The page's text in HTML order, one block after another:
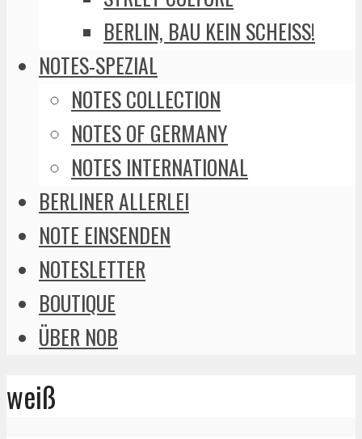
BERLIN, BAU KEIN SCHEISS!
NOTES-SPEZIAL
NOTES COLLECTION
NOTES OF GERMANY
NOTES INTERNATIONAL
BERLINER ALLERLEI
NOTE EINSENDEN
NOTESLETTER
BOUTIQUE
ÜBER NOB
weiß